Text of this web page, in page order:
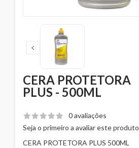
CERA PROTETORA
PLUS - 500ML
0 avaliações
Seja o primeiro a avaliar este produto
CERA PROTETORA PLUS 500ML